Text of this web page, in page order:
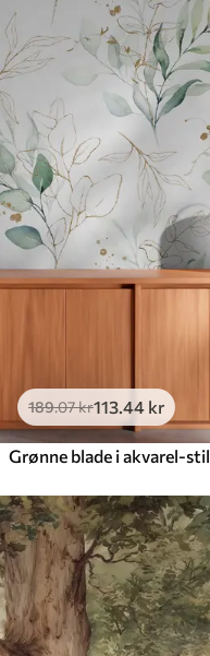
189.07kr113 .44 kr
Grønne blade i akvarel-stil